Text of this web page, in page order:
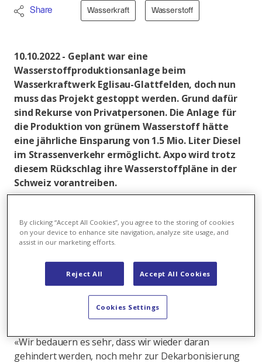
Share Wasserkraft Wasserstoff
10.10.2022 - Geplant war eine
Wasserstoffproduktionsanlage beim
Wasserkraftwerk Eglisau-Glattfelden, doch nun
muss das Projekt gestoppt werden. Grund dafür
sind Rekurse von Privatpersonen. Die Anlage für
die Produktion von grünem Wasserstoff hätte
eine jährliche Einsparung von 1.5 Mio. Liter Diesel
im Strassenverkehr ermöglicht. Axpo wird trotz
diesem Rückschlag ihre Wasserstoffpläne in der
Schweiz vorantreiben.
muss nun jedoch die Projektplanung per sofort
einstellen. Grund dafür sind Rekurse gegen die von
der Gemeinde Glattfelden und der Baudirektion des
Kantons Zürich ausgestellte Baubewilligung. Drei
Privatpersonen haben beim Baurekursgericht des
Kantons Zürich erfolgreich gegen den Bau einer
Wasserstoffproduktionsanlage am projektierten
Standort rekurriert.
«Wir bedauern es sehr, dass wir wieder daran
gehindert werden, noch mehr zur Dekarbonisierung
By clicking “Accept All Cookies”, you agree to the storing of cookies
on your device to enhance site navigation, analyze site usage, and
assist in our marketing efforts.
Reject All Accept All Cookies
Cookies Settings